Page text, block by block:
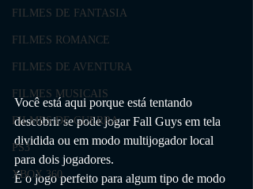
FILMES DE FANTASIA
FILMES ROMANCE
FILMES DE AVENTURA
FILMES MUSICAIS
FILMES DE GUERRA
PS3
XBOX 360
Você está aqui porque está tentando
descobrir se pode jogar Fall Guys em tela
dividida ou em modo multijogador local
para dois jogadores.
É o jogo perfeito para algum tipo de modo